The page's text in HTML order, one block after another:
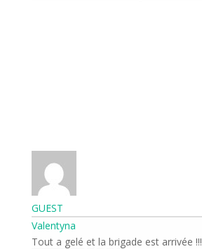
GUEST
Valentyna
Tout a gelé et la brigade est arrivée !!!